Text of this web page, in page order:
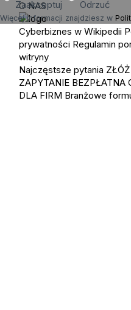
Zaakceptuj Odrzuć
Więcej informacji znajdziesz w
O NAS
Cyberbiznes w Wikipedii
prywatności Regulamin
witryny
Najczęstsze pytania ZŁÓŻ
ZAPYTANIE BEZPŁATNA
DLA FIRM Branżowe